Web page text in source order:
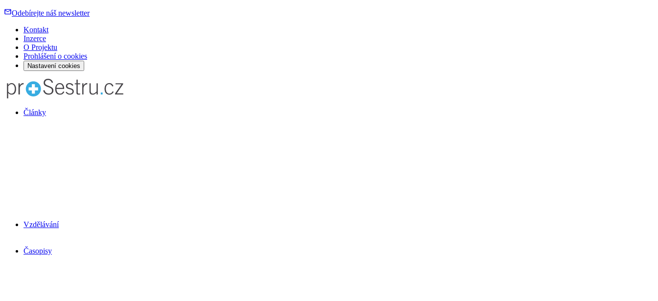
Odebírejte náš newsletter
Kontakt
Inzerce
O Projektu
Prohlášení o cookies
Nastavení cookies
Články
Vzdělávání
Časopisy